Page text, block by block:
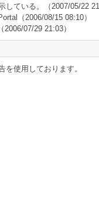
している。
（2007/05/22
（2006/08/15 08:10）
（2006/07/29 21:03）
使用しております。